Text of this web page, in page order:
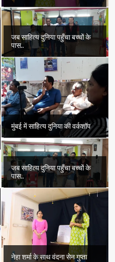
जब साहित्य दुनिया पहुँचा बच्चों के
पास..
मुंबई में साहित्य दुनिया की वर्कशॉप
जब साहित्य दुनिया पहुँचा बच्चों के
पास..
नेहा शर्मा के साथ वंदना सेन गुप्ता